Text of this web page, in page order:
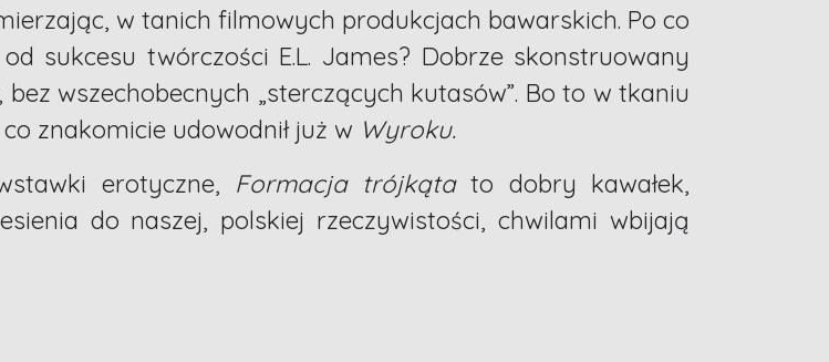
w tanich filmowych produkcjach bawarskich. Po co
sukcesu twórczości E.L. James? Dobrze skonstruowany
wszechobecnych „sterczących kutasów”. Bo to w tkaniu
znakomicie udowodnił już w Wyroku.
erotyczne, Formacja trójkątato dobry kawałek,
do naszej, polskiej rzeczywistości, chwilami wbijają